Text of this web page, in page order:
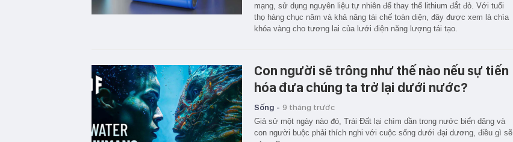
mạng, sử dụng nguyên liệu tự nhiên để thay thế lithium đắt đỏ. Với tuổi
thọ hàng chục năm và khả năng tái chế toàn diện, đây được xem là chìa
khóa vàng cho tương lai của lưới điện năng lượng tái tạo.
Con người sẽ trông như thế nào nếu sự tiến
hóa đưa chúng ta trở lại dưới nước?
Sống - 9 tháng trước
Giả sử một ngày nào đó, Trái Đất lại chìm dần trong nước biển dâng và
con người buộc phải thích nghi với cuộc sống dưới đại dương, điều gì sẽ